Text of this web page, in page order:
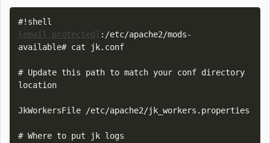
[email protected] :/etc/apache2/mods-
available# cat jk.conf
# Update this path to match your conf directory
location
JkWorkersFile /etc/apache2/jk_workers.properties
# Where to put jk logs